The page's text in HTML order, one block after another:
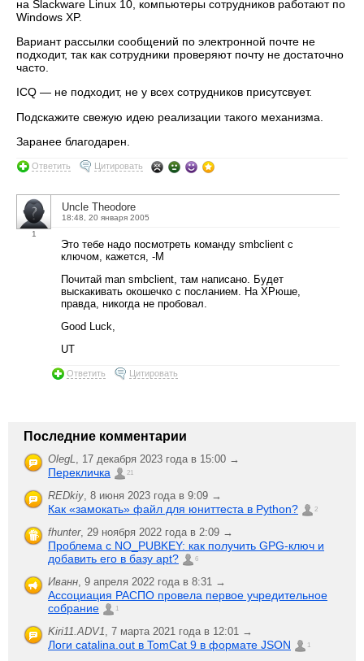
на Slackware Linux 10, компьютеры сотрудников работают по
Windows XP.
Вариант рассылки сообщений по электронной почте не
подходит, так как сотрудники проверяют почту не достаточно
часто.
ICQ — не подходит, не у всех сотрудников присутсвует.
Подскажите свежую идею реализации такого механизма.
Заранее благодарен.
Ответить Цитировать
1
Uncle Theodore
18:48, 20 января 2005
Это тебе надо посмотреть команду smbclient с
ключом, кажется, -M
Почитай man smbclient, там написано. Будет
выскакивать окошечко с посланием. На ХРюше,
правда, никогда не пробовал.
Good Luck,
UT
Ответить Цитировать
Последние комментарии
OlegL, 17 декабря 2023 года в 15:00 →
Перекличка 21
REDkiy, 8 июня 2023 года в 9:09 →
Как «замокать» файл для юниттеста в Python? 2
fhunter, 29 ноября 2022 года в 2:09 →
Проблема с NO_PUBKEY: как получить GPG-ключ и
добавить его в базу apt?
6
Иванн, 9 апреля 2022 года в 8:31 →
Ассоциация РАСПО провела первое учредительное
собрание
1
Kiri11.ADV1, 7 марта 2021 года в 12:01 →
Логи catalina.out в TomCat 9 в формате JSON 1